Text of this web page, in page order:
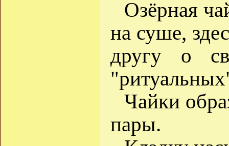
Озёрная
на суше,
другу о
Чайки
пары.